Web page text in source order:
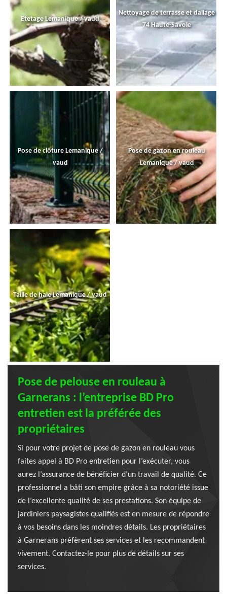
Etetage Lemanique / vaud
Nettoyage de terrasse et dallage
74 Haute-Savoie
Pose de clôture Lemanique /
vaud
Pose de gazon en rouleau
Lemanique / vaud
Taille de haie Lemanique / vaud
Pose de pelouse en rouleau à
Garnerans : l’entreprise BD Pro
entretien est la préférée des
propriétaires
Si pour votre projet de pose de gazon en rouleau vous
faites appel à BD Pro entretien pour l’exécuter, vous
aurez l’assurance de bénéficier d’un travail de qualité. Ce
professionnel a bâti son empire grâce à sa notoriété issue
de l’excellente qualité de ses prestations. Son équipe de
jardiniers paysagistes qualifiés est en mesure de répondre
à vos besoins dans les moindres détails. Les propriétaires
à Garnerans préfèrent ses services et les recommandent
vivement. Contactez-le pour plus de détails sur ses
services.